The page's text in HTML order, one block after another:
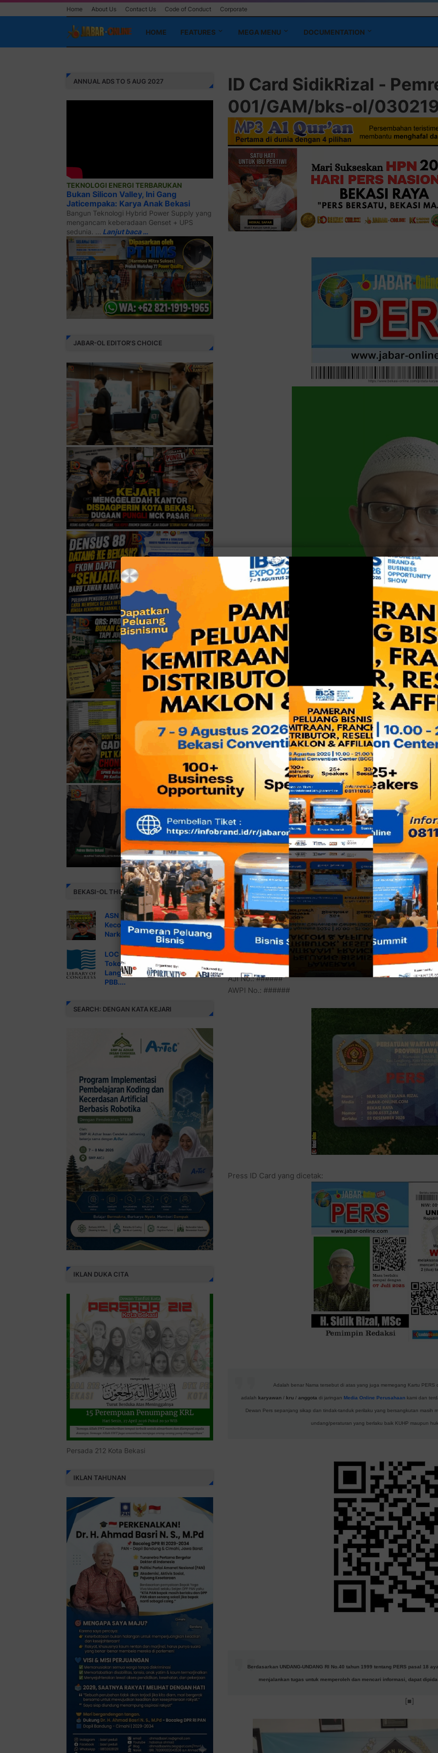
Home About Us Contact Us Code of Conduct Corporate
HOME FEATURES MEGA MENU DOCUMENTATION
ID Card SidikRizal -
001/GAM/bks-ol/
Nama:H. SIDIK RIZAL, SMI, SE, SKom, MSc
Alias/a.k.a.:DikRizal
Place/Date of birth: Jakarta/3 Feb 19##
NoKTP/NIK: ##########
Job: Pemimpin
Redaksi
NIW:001/GAM/bks-ol/030219/III/2014
+6281280376532
Whatsapp:
+6281283745354
e-mail: sidikrizal@gmail.com
Aktif sebagai wartawan:3 Feb 1990
Mulai Bekerja @bksOL: 16 Nov 1998
IG= @ dik_rizal
FB= @dikrizalabubakar
Twitter= @bekasionlinecom
KEANGGOTAAN :
PWI No.:10.00.6537.24M
IWO No.: #####
AJI No.: ######
AWPI No.: ######
Press ID Card yang dicetak:
Adalah benar Nama tersebut di atas yang juga memegang Kartu
adalah karyawan/ kru/ anggotadi jaringan Media Online Perusahaankami dan
Dewan Pers sepanjang sikap dan tindak-tanduk perilaku yang bersangkutan masih
undang/peraturan yang berlaku baik KUHP maupun
Berdasarkan UNDANG-UNDANG RI No.40 tahun 1999 tentang PERS pasal 18
menjalankan tugas untuk memperoleh dan mencari informasi, dapat
[■]
ANNUAL ADS TO 5 AUG 2027
TEKNOLOGI ENERGI TERBARUKAN
Bukan Silicon Valley, Ini Gang
Jaticempaka: Karya Anak Bekasi
Bangun Teknologi Hybrid Power Supply yang
mengancam keberadaan Genset + UPS
sedunia. ...
Lanjut baca …
JABAR-OL EDITOR'S CHOICE
BEKASI-OL THUMBNAIL NEWS
ASN “Nyabu”, Pemkot Bekasi
Kecolongan: INKO Kemana, Kok
Narkoba Lolos?....
LOC USA Mencatat Data Profil
Tokoh di Web Ini Sejak Pemilu
Langsung #1 RI 2004 versi
PBB....
SEARCH: DENGAN KATA KEJARI
IKLAN DUKA CITA
Persada 212 Kota Bekasi
IKLAN TAHUNAN
JABAR-ONLINE.COM